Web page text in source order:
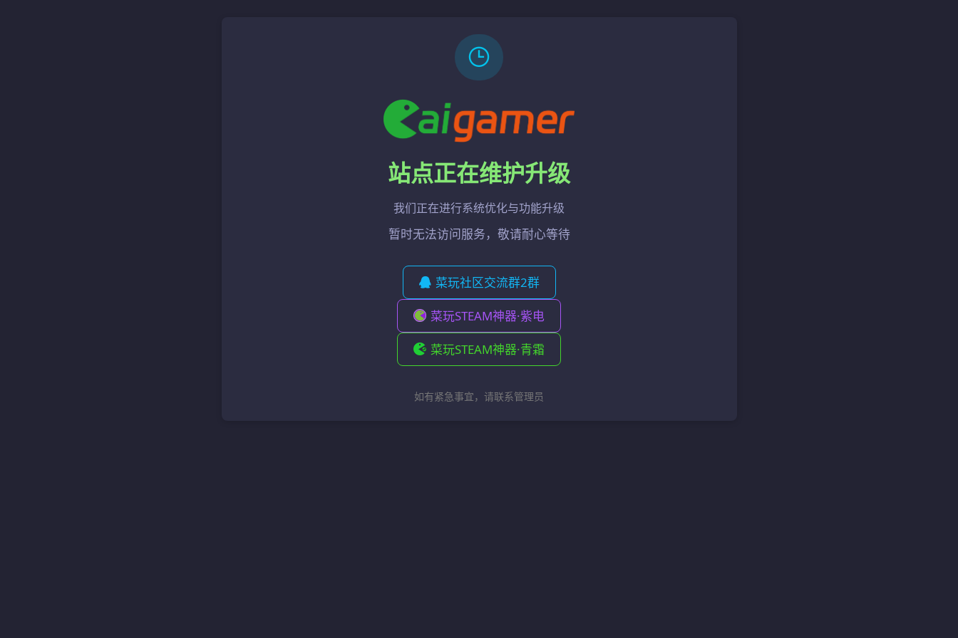
站点正在维护升级
我们正在进行系统优化与功能升级
暂时无法访问服务，敬请耐心等待
菜玩社区交流群2群
菜玩STEAM神器·紫电
菜玩STEAM神器·青霜
如有紧急事宜，请联系管理员